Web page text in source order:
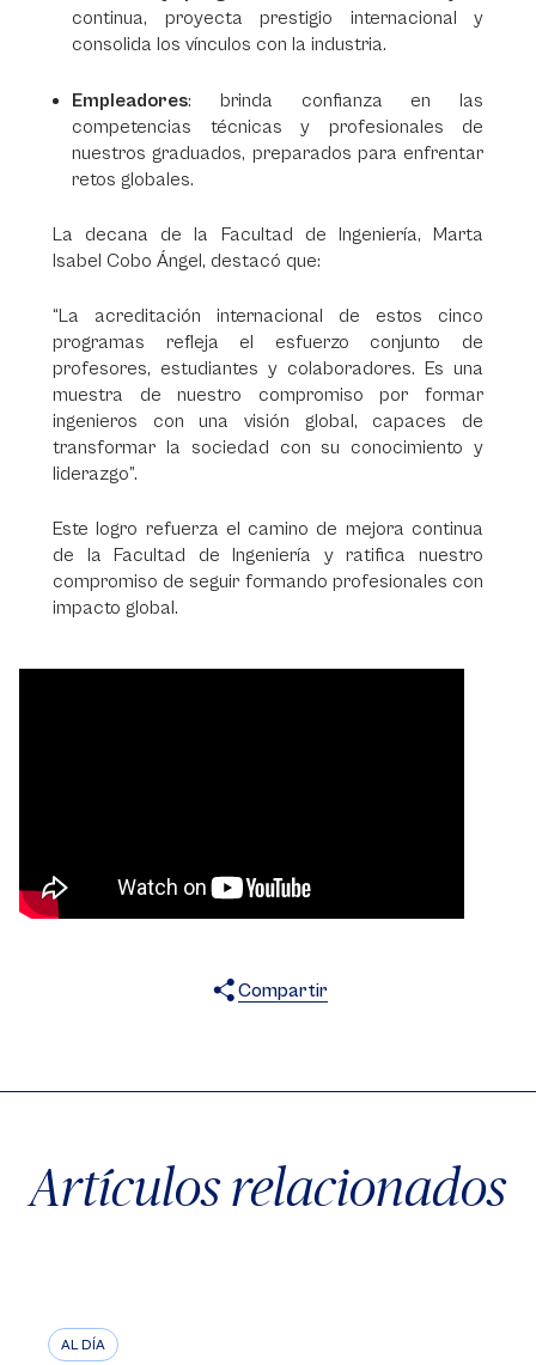
continua, proyecta prestigio internacional y
consolida los vínculos con la industria.
Empleadores: brinda confianza en las
competencias técnicas y profesionales de
nuestros graduados, preparados para enfrentar
retos globales.
La decana de la Facultad de Ingeniería, Marta
Isabel Cobo Ángel, destacó que:
“La acreditación internacional de estos cinco
programas refleja el esfuerzo conjunto de
profesores, estudiantes y colaboradores. Es una
muestra de nuestro compromiso por formar
ingenieros con una visión global, capaces de
transformar la sociedad con su conocimiento y
liderazgo”.
Este logro refuerza el camino de mejora continua
de la Facultad de Ingeniería y ratifica nuestro
compromiso de seguir formando profesionales con
impacto global.
Compartir
Artículos relacionados
AL DÍA